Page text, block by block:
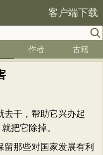
客户端下载
作者 古籍
去干，帮助它兴办起
把它除掉。
那些对国家发展有利